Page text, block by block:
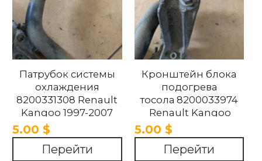
Патрубок системы
охлаждения
8200331308 Renault
Kangoo 1997-2007
5.00 $
Перейти
Кронштейн блока
подогрева
тосола 8200033974
Renault Kangoo
1997-2007,
5.00 $
Перейти